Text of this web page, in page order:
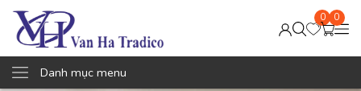
0 0
Danh mục menu